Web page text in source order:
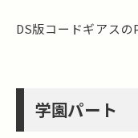
DS版コードギアスの
学園パート